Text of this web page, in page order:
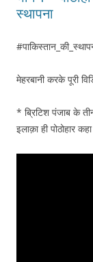
स्थापना
मेहरबानी करके पूरी
* ब्रिटिश पंजाब के
इलाक़ा ही पोठोहार